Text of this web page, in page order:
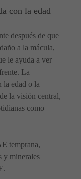
con la edad
después de que
a la mácula,
le ayuda a ver
La
la edad o la
la visión central,
como
temprana,
y minerales